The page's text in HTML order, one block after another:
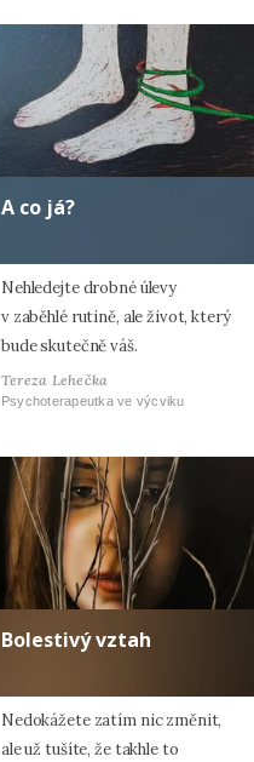
A co já?
Nehledejte drobné úlevy
v zaběhlé rutině, ale život, který
bude skutečně váš.
Tereza Lehečka
Psychoterapeutka ve výcviku
Bolestivý vztah
Nedokážete zatím nic změnit,
ale už tušíte, že takhle to